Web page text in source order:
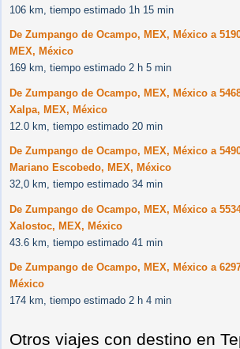
106 km, tiempo estimado 1h 15 min
De Zumpango de Ocampo, MEX, México a
MEX, México
169 km, tiempo estimado 2 h 5 min
De Zumpango de Ocampo, MEX, México a
Xalpa, MEX, México
12.0 km, tiempo estimado 20 min
De Zumpango de Ocampo, MEX, México a
Mariano Escobedo, MEX, México
32,0 km, tiempo estimado 34 min
De Zumpango de Ocampo, MEX, México a
Xalostoc, MEX, México
43.6 km, tiempo estimado 41 min
De Zumpango de Ocampo, MEX, México a
México
174 km, tiempo estimado 2 h 4 min
Otros viajes con destino en